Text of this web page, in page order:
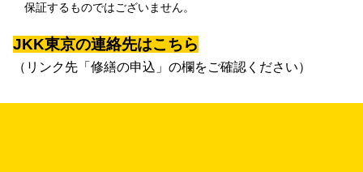
保証するものではございません。
JKK東京の連絡先はこちら
（リンク先「修繕の申込」の欄をご確認ください）